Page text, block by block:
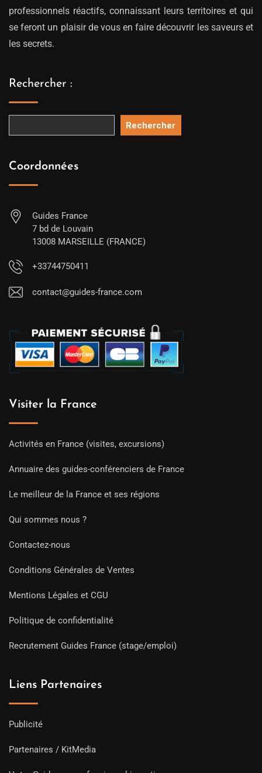
professionnels réactifs, connaissant leurs territoires et qui
se feront un plaisir de vous en faire découvrir les saveurs et
les secrets.
Rechercher :
Rechercher
Coordonnées
Guides France
7 bd de Louvain
13008 MARSEILLE (FRANCE)
+33744750411
contact@guides-france.com
Visiter la France
Activités en France (visites, excursions)
Annuaire des guides-conférenciers de France
Le meilleur de la France et ses régions
Qui sommes nous ?
Contactez-nous
Conditions Générales de Ventes
Mentions Légales et CGU
Politique de confidentialité
Recrutement Guides France (stage/emploi)
Liens Partenaires
Publicité
Partenaires / KitMedia